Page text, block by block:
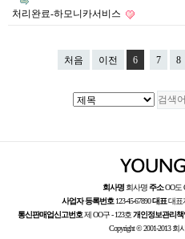
처리완료-하모니카서비스
처음 이전 6 7 8
회사명회사명주소OO도
사업자 등록번호123-45-67890대표대표
통신판매업신고번호제 OO구 - 123호개인정보관리책
Copyright © 2001-2013 회